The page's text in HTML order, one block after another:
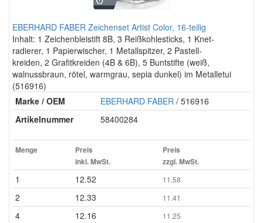
EBERHARD FABER Zeichenset Artist Color, 16-teilig
Inhalt: 1 Zeichenbleistift 8B, 3 Reißkohlesticks, 1 Knet-
radierer, 1 Papierwischer, 1 Metallspitzer, 2 Pastell-
kreiden, 2 Grafitkreiden (4B & 6B), 5 Buntstifte (weiß,
walnussbraun, rötel, warmgrau, sepia dunkel) im Metalletui
(516916)
Marke / OEM
EBERHARD FABER / 516916
Artikelnummer
58400284
Menge
Preis
inkl. MwSt.
Preis
zzgl. MwSt.
1 12.52 11.58
2 12.33 11.41
4 12.16 11.25